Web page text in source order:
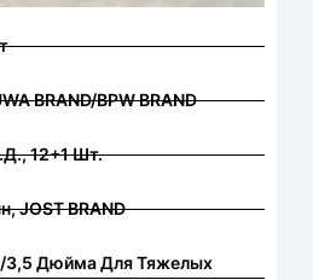
BRAND/BPW BRAND
12+1 Шт.
JOST BRAND
3,5 Дюйма Для Тяжелых